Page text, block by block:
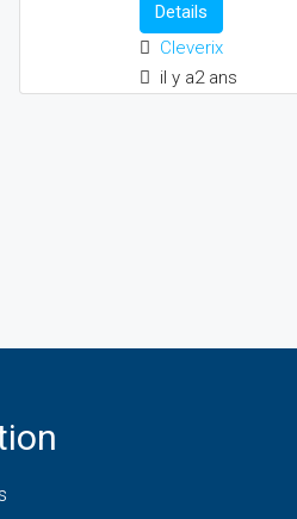
Details
Cleverix
il y a2 ans